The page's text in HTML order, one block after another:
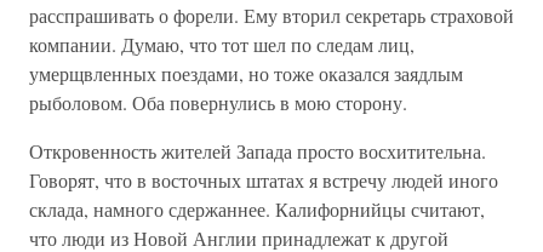
расспрашивать о форели. Ему вторил секретарь страховой
компании. Думаю, что тот шел по следам лиц,
умерщвленных поездами, но тоже оказался заядлым
рыболовом. Оба повернулись в мою сторону.
Откровенность жителей Запада просто восхитительна.
Говорят, что в восточных штатах я встречу людей иного
склада, намного сдержаннее. Калифорнийцы считают,
что люди из Новой Англии принадлежат к другой